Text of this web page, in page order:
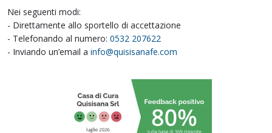
Nei seguenti modi:
- Direttamente allo sportello di accettazione
- Telefonando al numero: 0532 207622
- Inviando un’email a info@quisisanafe.com